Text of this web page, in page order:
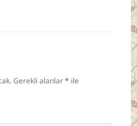
Gerekli alanlar* ile